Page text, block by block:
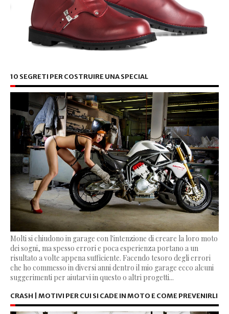
10 SEGRETI PER COSTRUIRE UNA SPECIAL
Molti si chiudono in garage con l'intenzione di creare la loro moto
dei sogni, ma spesso errori e poca esperienza portano a un
risultato a volte appena sufficiente. Facendo tesoro degli errori
che ho commesso in diversi anni dentro il mio garage ecco alcuni
suggerimenti per aiutarvi in questo o altri progetti...
CRASH | MOTIVI PER CUI SI CADE IN MOTO E COME PREVENIRLI